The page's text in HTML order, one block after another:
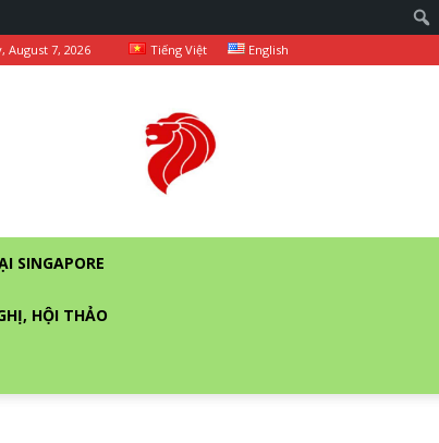
August 7, 2026 Tiếng Việt English
SINGAPORE
HỘI THẢO